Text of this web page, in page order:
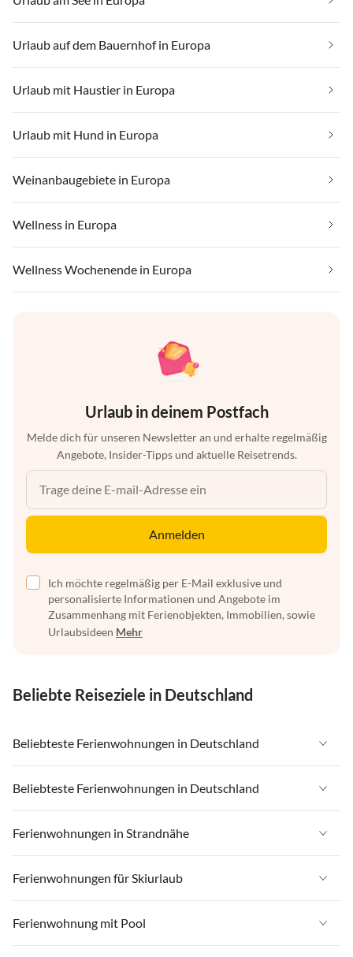
Urlaub auf dem Bauernhof in Europa
Urlaub mit Haustier in Europa
Urlaub mit Hund in Europa
Weinanbaugebiete in Europa
Wellness in Europa
Wellness Wochenende in Europa
Urlaub in deinem Postfach
Melde dich für unseren Newsletter an und erhalte regelmäßig
Angebote, Insider-Tipps und aktuelle Reisetrends.
Anmelden
Ich möchte regelmäßig per E-Mail exklusive und
personalisierte Informationen und Angebote im
Zusammenhang mit Ferienobjekten, Immobilien, sowie
Urlaubsideen Mehr
Beliebte Reiseziele in Deutschland
Beliebteste Ferienwohnungen in Deutschland
Ferienwohnungen in Deutschland
Ferienwohnungen in Ostsee
Ferienwohnungen in Nordsee
Ferienwohnungen in Mecklenburg-Vorpommern
Ferienwohnungen in Niedersachsen
Beliebteste Ferienwohnungen in Deutschland
Ferienwohnungen in Deutschland
Ferienwohnungen in Ostsee
Ferienwohnungen in Nordsee
Ferienwohnungen in Mecklenburg-Vorpommern
Ferienwohnungen in Strandnähe
Ferienwohnungen in Strandnähe in Deutschland
Ferienwohnungen in Strandnähe in Ostsee
Ferienwohnungen in Strandnähe in Nordsee
Ferienwohnungen für Skiurlaub
Ferienwohnungen für Skiurlaub in Deutschland
Ferienwohnungen für Skiurlaub in Bayern
Ferienwohnung mit Pool